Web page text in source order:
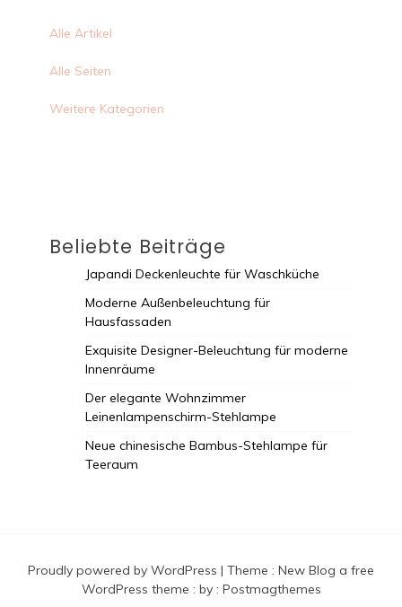
Alle Artikel
Alle Seiten
Weitere Kategorien
Beliebte Beiträge
Japandi Deckenleuchte für Waschküche
Moderne Außenbeleuchtung für
Hausfassaden
Exquisite Designer-Beleuchtung für moderne
Innenräume
Der elegante Wohnzimmer
Leinenlampenschirm-Stehlampe
Neue chinesische Bambus-Stehlampe für
Teeraum
Proudly powered by WordPress | Theme : New Blog a free
WordPress theme : by : Postmagthemes